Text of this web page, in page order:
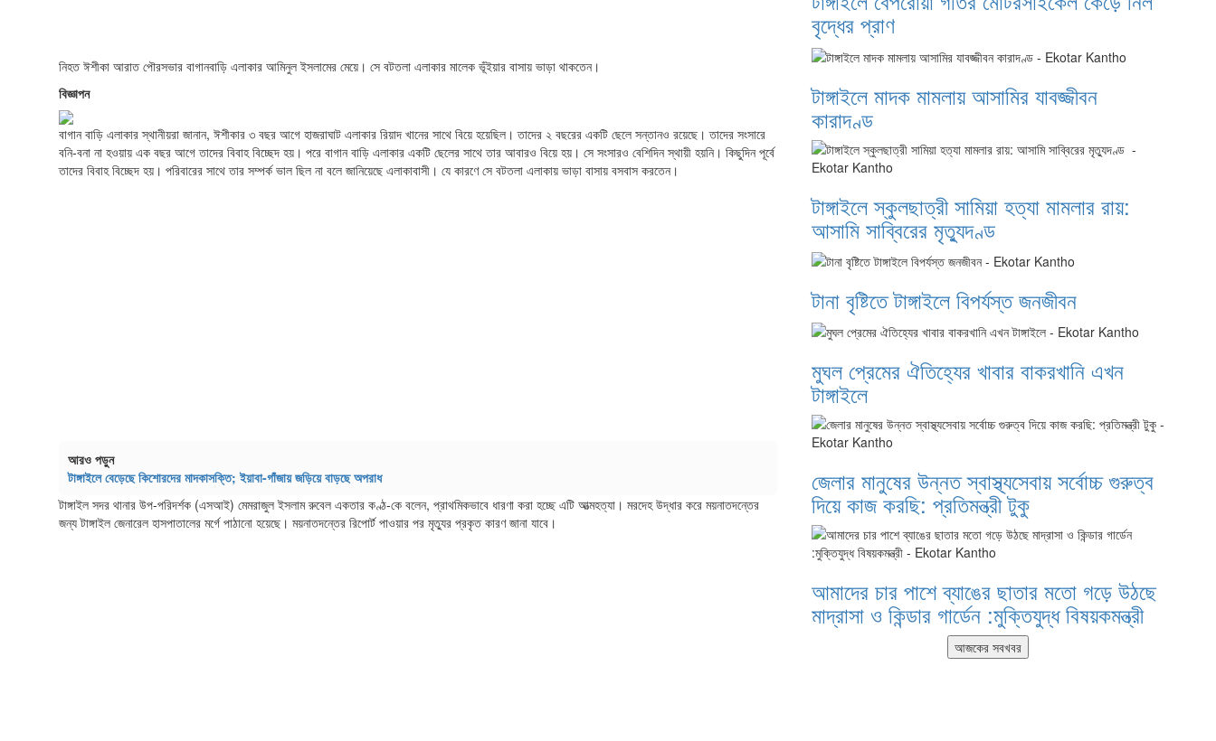
নিহত ঈশীকা আরাত পৌরসভার বাগানবাড়ি এলাকার আমিনুল ইসলামের মেয়ে। সে বটতলা এলাকার মালেক ভূঁইয়ার বাসায় ভাড়া থাকতেন।
বিজ্ঞাপন
বাগান বাড়ি এলাকার স্থানীয়রা জানান, ঈশীকার ৩ বছর আগে হাজরাঘাট এলাকার রিয়াদ খানের সাথে বিয়ে হয়েছিল। তাদের ২ বছরের একটি ছেলে সন্তানও রয়েছে। তাদের সংসারে
বনি-বনা না হওয়ায় এক বছর আগে তাদের বিবাহ বিচ্ছেদ হয়। পরে বাগান বাড়ি এলাকার একটি ছেলের সাথে তার আবারও বিয়ে হয়। সে সংসারও বেশিদিন স্থায়ী হয়নি। কিছুদিন পূর্বে
তাদের বিবাহ বিচ্ছেদ হয়। পরিবারের সাথে তার সম্পর্ক ভাল ছিল না বলে জানিয়েছে এলাকাবাসী। যে কারণে সে বটতলা এলাকায় ভাড়া বাসায় বসবাস করতেন।
আরও পড়ুন
টাঙ্গাইলে বেড়েছে কিশোরদের মাদকাসক্তি; ইয়াবা-গাঁজায় জড়িয়ে বাড়ছে অপরাধ
টাঙ্গাইল সদর থানার উপ-পরিদর্শক (এসআই) মেমরাজুল ইসলাম রুবেল একতার কণ্ঠ-কে বলেন, প্রাথমিকভাবে ধারণা করা হচ্ছে এটি আত্মহত্যা। মরদেহ উদ্ধার করে ময়নাতদন্তের
জন্য টাঙ্গাইল জেনারেল হাসপাতালের মর্গে পাঠানো হয়েছে। ময়নাতদন্তের রিপোর্ট পাওয়ার পর মৃত্যুর প্রকৃত কারণ জানা যাবে।
বৃদ্ধের প্রাণ
টাঙ্গাইলে মাদক মামলায় আসামির যাবজ্জীবন
কারাদণ্ড
টাঙ্গাইলে স্কুলছাত্রী সামিয়া হত্যা মামলার রায়:
আসামি সাব্বিরের মৃত্যুদণ্ড
টানা বৃষ্টিতে টাঙ্গাইলে বিপর্যস্ত জনজীবন
মুঘল প্রেমের ঐতিহ্যের খাবার বাকরখানি এখন
টাঙ্গাইলে
জেলার মানুষের উন্নত স্বাস্থ্যসেবায় সর্বোচ্চ গুরুত্ব
দিয়ে কাজ করছি: প্রতিমন্ত্রী টুকু
আমাদের চার পাশে ব্যাঙের ছাতার মতো গড়ে উঠছে
মাদ্রাসা ও কিন্ডার গার্ডেন :মুক্তিযুদ্ধ বিষয়কমন্ত্রী